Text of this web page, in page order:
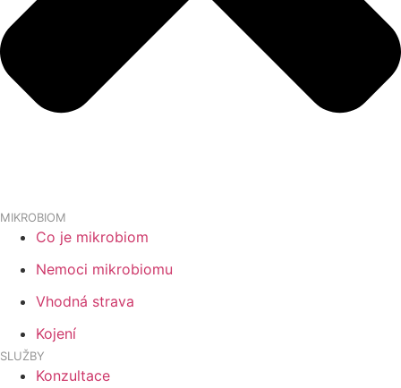
MIKROBIOM
Co je mikrobiom
Nemoci mikrobiomu
Vhodná strava
Kojení
SLUŽBY
Konzultace